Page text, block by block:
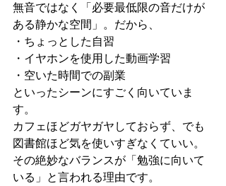
無音ではなく「必要最低限の音だけが
ある静かな空間」。だから、
・ちょっとした自習
・イヤホンを使用した動画学習
・空いた時間での副業
といったシーンにすごく向いていま
す。
カフェほどガヤガヤしておらず、でも
図書館ほど気を使いすぎなくていい。
その絶妙なバランスが「勉強に向いて
いる」と言われる理由です。